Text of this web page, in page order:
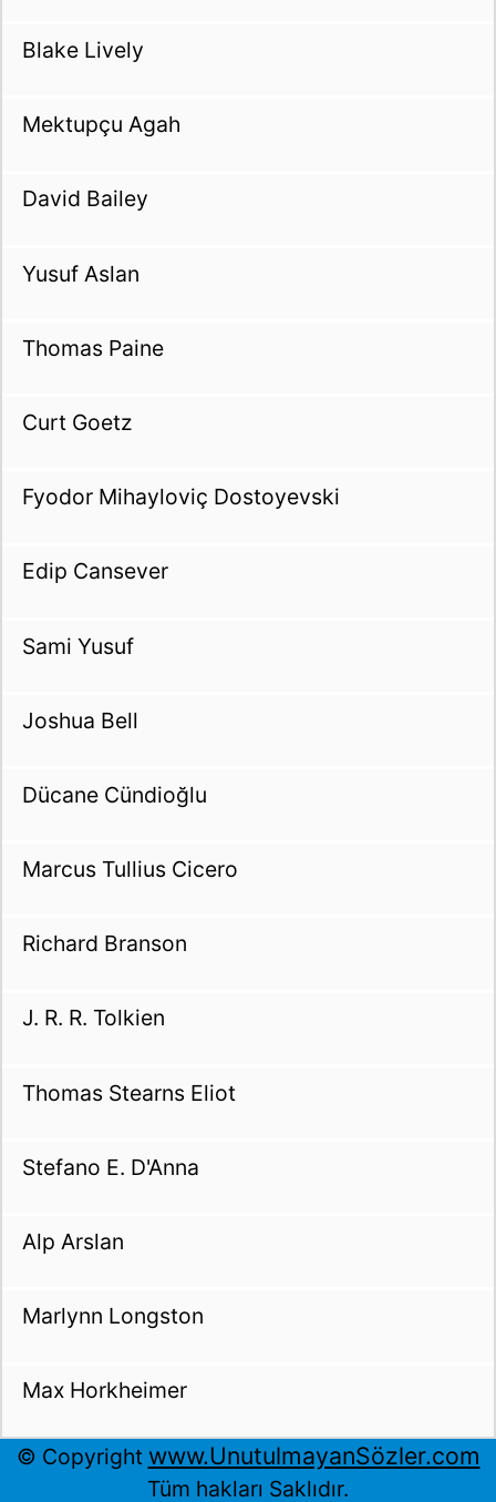
Blake Lively
Mektupçu Agah
David Bailey
Yusuf Aslan
Thomas Paine
Curt Goetz
Fyodor Mihayloviç Dostoyevski
Edip Cansever
Sami Yusuf
Joshua Bell
Dücane Cündioğlu
Marcus Tullius Cicero
Richard Branson
J. R. R. Tolkien
Thomas Stearns Eliot
Stefano E. D'Anna
Alp Arslan
Marlynn Longston
Max Horkheimer
© Copyright www.UnutulmayanSözler.com
Tüm hakları Saklıdır.